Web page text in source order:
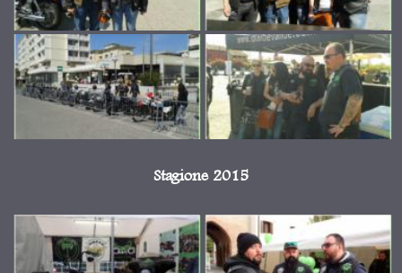
Stagione 2015